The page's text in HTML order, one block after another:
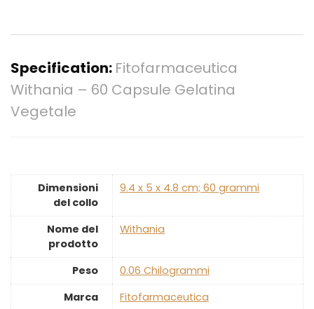
Specification: Fitofarmaceutica
Withania – 60 Capsule Gelatina
Vegetale
Dimensioni
del collo
‎9.4 x 5 x 4.8 cm; 60 grammi
Nome del
prodotto
‎Withania
Peso
‎0.06 Chilogrammi
Marca
‎Fitofarmaceutica